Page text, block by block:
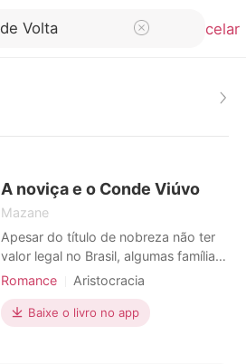
Cancelar
A noviça e o Conde Viúvo
Mazane
Apesar do título de nobreza não ter
valor legal no Brasil, algumas famílias
ainda mantém suas tradições e
Alencastro. Neste cenário, Maria
Clara, uma jovem professora e
Romance
Aristocracia
Encantadora
Urbano
Crescimento do personagem
Baixe o livro no app